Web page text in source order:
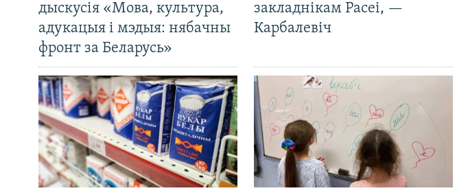
дыскусія «Мова, культура,
адукацыя і мэдыя: нябачны
фронт за Беларусь»
закладнікам Расеі, —
Карбалевіч